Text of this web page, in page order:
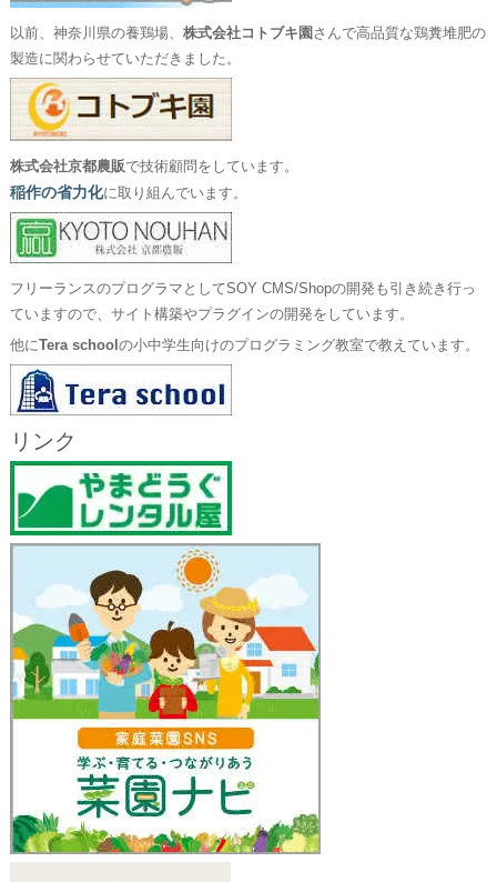
以前、神奈川県の養鶏場、 株式会社コトブキ園 さんで高品質な鶏糞堆肥の
製造に関わらせていただきました。
株式会社京都農販で技術顧問をしています。
稲作の省力化に取り組んでいます。
フリーランスのプログラマとしてSOY CMS/Shopの開発も引き続き行っ
ていますので、サイト構築やプラグインの開発をしています。
他にTera school の小中学生向けのプログラミング教室で教えています。
リンク